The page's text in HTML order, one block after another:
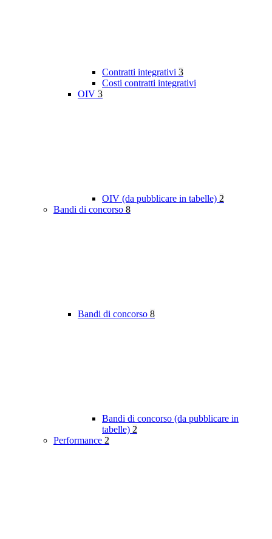
Contratti integrativi 3
Costi contratti integrativi
OIV 3
OIV (da pubblicare in tabelle) 2
Bandi di concorso 8
Bandi di concorso 8
Bandi di concorso (da pubblicare in
tabelle) 2
Performance 2